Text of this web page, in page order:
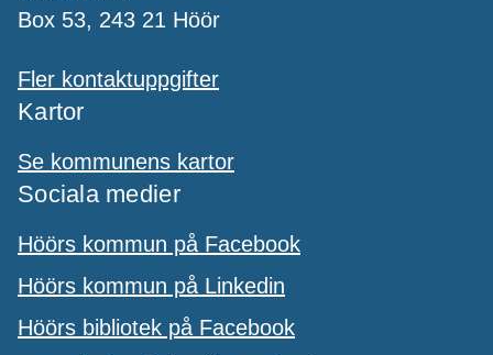
Box 53, 243 21 Höör
Fler kontaktuppgifter
Kartor
Se kommunens kartor
Sociala medier
Höörs kommun på Facebook
Höörs kommun på Linkedin
Höörs bibliotek på Facebook